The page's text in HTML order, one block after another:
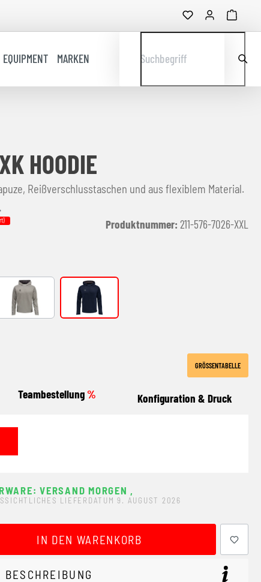
EQUIPMENT MARKEN Suchbegriff
HOODIE
Reißverschlusstaschen und aus flexiblem Material.
Produktnummer: 211-576-7026-XXL
Grey melange marine
GRÖSSENTABELLE
Teambestellung% Konfiguration & Druck
VERSAND MORGEN
LIEFERDATUM 9. AUGUST 2026
Wert ein oder benutze die Schaltflächen
IN DEN WARENKORB
BESCHREIBUNG